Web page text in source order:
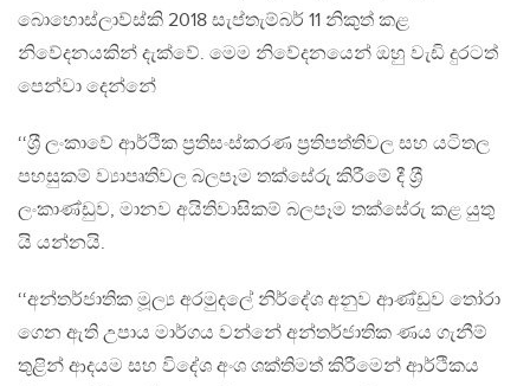
බොහොස්ලාව්ස්කි 2018 සැප්තැම්බර් 11 නිකුත් කළ
නිවේදනයකින් දැක්වේ. මෙම නිවේදනයෙන් ඔහු වැඩි දුරටත්
පෙන්වා දෙන්නේ
‘‘ශ‍්‍රී ලංකාවේ ආර්ථික ප‍්‍රතිසංස්කරණ ප‍්‍රතිපත්තිවල සහ යටිතල
පහසුකම් ව්‍යාපෘතිවල බලපෑම තක්සේරු කිරීමේ දී ශ‍්‍රී
ලංකාණ්ඩුව, මානව අයිතිවාසිකම් බලපෑම තක්සේරු කළ යුතු
යි යන්නයි.
‘‘අන්තර්ජාතික මූල්‍ය අරමුදලේ නිර්දේශ අනුව ආණ්ඩුව තෝරා
ගෙන ඇති උපාය මාර්ගය වන්නේ අන්තර්ජාතික ණය ගැනීම්
තුළින් ආදයම සහ විදේශ අංශ ශක්තිමත් කිරීමෙන් ආර්ථිකය